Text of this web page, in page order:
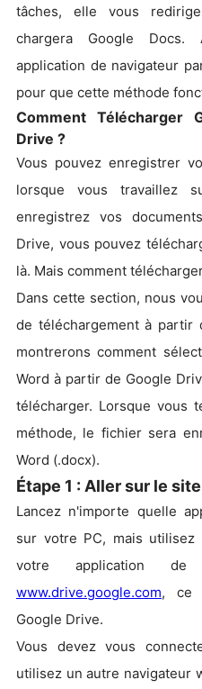
tâches, elle vous
chargera Google Docs.
application de navigateur
pour que cette méthode
Comment Télécharger
Drive ?
Vous pouvez enregistrer
lorsque vous travaillez
enregistrez vos
Drive, vous pouvez
là. Mais comment
Dans cette section, nous
de téléchargement à partir
montrerons comment
Word à partir de Google
télécharger. Lorsque vous
méthode, le fichier sera
Word (.docx).
Étape 1 : Aller sur le
Lancez n'importe quelle
sur votre PC, mais
votre application
www.drive.google.com, ce
Google Drive.
Vous devez vous
utilisez un autre navigateur